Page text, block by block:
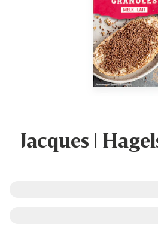
Jacques |